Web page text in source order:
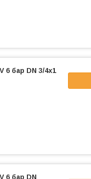
6 бар DN 3/4х1
6 бар DN